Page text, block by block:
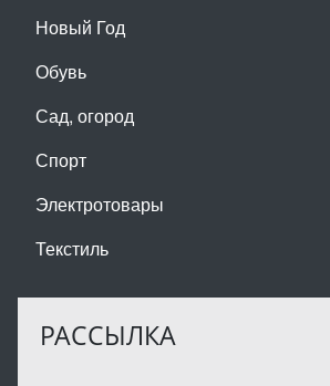
Новый Год
Обувь
Сад, огород
Спорт
Электротовары
Текстиль
РАССЫЛКА